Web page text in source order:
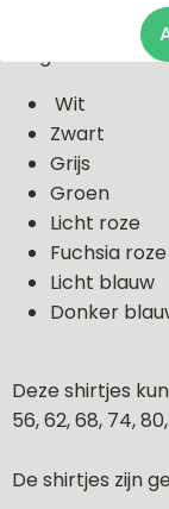
mouwen op
volgende
Wit
Zwart
Grijs
Groen
Licht roze
Fuchsia roze
Licht blauw
Donker
Deze shirtjes
56, 62, 68, 74, 80,
De shirtjes zijn